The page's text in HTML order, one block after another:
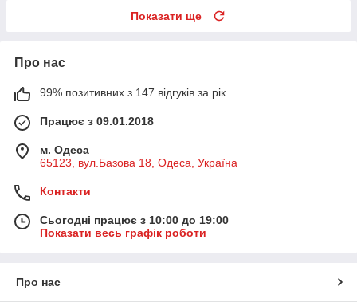
Показати ще
Про нас
99% позитивних з 147 відгуків за рік
Працює з 09.01.2018
м. Одеса
65123, вул.Базова 18, Одеса, Україна
Контакти
Сьогодні працює з 10:00 до 19:00
Показати весь графік роботи
Про нас